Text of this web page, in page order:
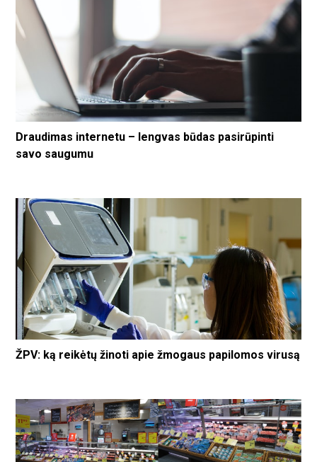
Draudimas internetu – lengvas būdas pasirūpinti
savo saugumu
ŽPV: ką reikėtų žinoti apie žmogaus papilomos virusą